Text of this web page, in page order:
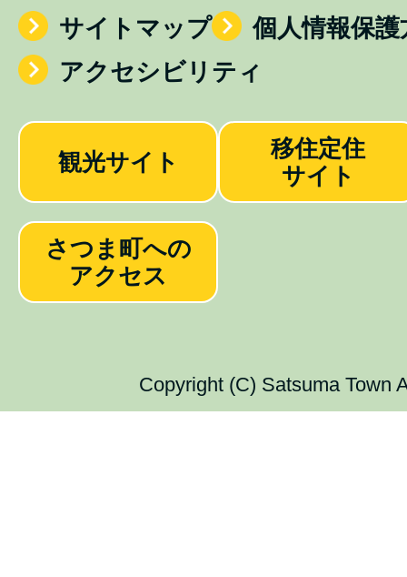
サイトマップ
個人情報保護
アクセシビリティ
観光サイト
移住定住
サイト
さつま町への
アクセス
Copyright (C) Satsuma Town